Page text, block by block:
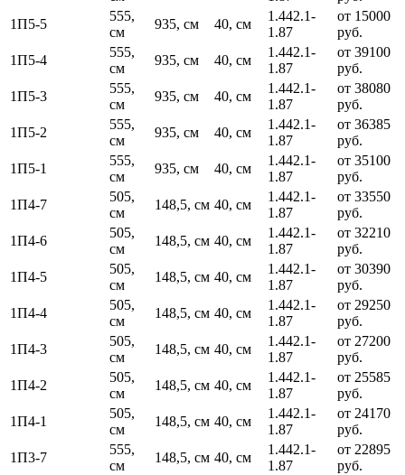
1П5-5
555,
см
935, см 40, см
1.442.1-
1.87
от 15000
руб.
1П5-4
555,
см
935, см 40, см
1.442.1-
1.87
от 39100
руб.
1П5-3
555,
см
935, см 40, см
1.442.1-
1.87
от 38080
руб.
1П5-2
555,
см
935, см 40, см
1.442.1-
1.87
от 36385
руб.
1П5-1
555,
см
935, см 40, см
1.442.1-
1.87
от 35100
руб.
1П4-7
505,
см
148,5, см 40, см
1.442.1-
1.87
от 33550
руб.
1П4-6
505,
см
148,5, см 40, см
1.442.1-
1.87
от 32210
руб.
1П4-5
505,
см
148,5, см 40, см
1.442.1-
1.87
от 30390
руб.
1П4-4
505,
см
148,5, см 40, см
1.442.1-
1.87
от 29250
руб.
1П4-3
505,
см
148,5, см 40, см
1.442.1-
1.87
от 27200
руб.
1П4-2
505,
см
148,5, см 40, см
1.442.1-
1.87
от 25585
руб.
1П4-1
505,
см
148,5, см 40, см
1.442.1-
1.87
от 24170
руб.
1П3-7
555,
см
148,5, см 40, см
1.442.1-
1.87
от 22895
руб.